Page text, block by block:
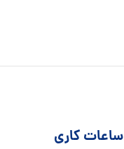
ساعات کاری